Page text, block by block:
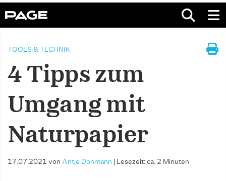
TOOLS & TECHNIK
4 Tipps zum
Umgang mit
Naturpapier
17.07.2021 von Antje Dohmann Lesezeit: ca. 2 Minuten